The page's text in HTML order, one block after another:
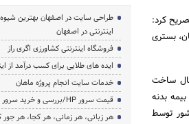
کرد:
بستری
ساخت
بدنه
توسط
طراحی سایت در اصفهان بهترین
اینترنتی در اصفهان
فروشگاه اینترنتی کشاورزی اگری راز
ایده های طلایی برای کسب درآمد از
خدمات سایت انجام پروژه ماهان
قیمت سرور HP/بررسی و خرید سرور اچ پی
هر زبانی، هر زمانی، هر کجا، هر جور